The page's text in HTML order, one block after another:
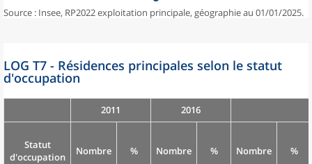
Source : Insee, RP2022 exploitation principale, géographie au 01/01/2025.
LOG T7 - Résidences principales selon le statut
d'occupation
2011 2016
Statut
d'occupation
Nombre % Nombre % Nombre %